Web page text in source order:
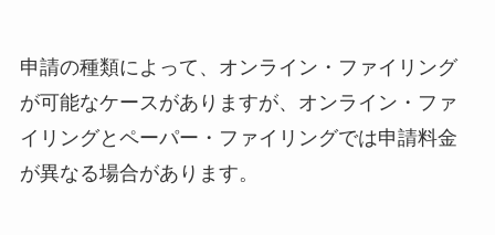
申請の種類によって、オンライン・ファイリング
が可能なケースがありますが、オンライン・ファ
イリングとペーパー・ファイリングでは申請料金
が異なる場合があります。